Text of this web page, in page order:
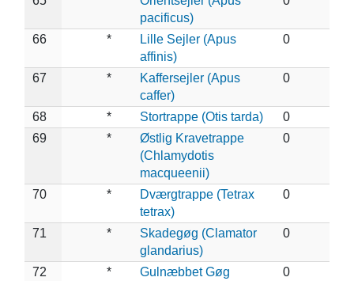
pacificus)
66 *
Lille Sejler (Apus
affinis)
0
67 *
Kaffersejler (Apus
caffer)
0
68 * Stortrappe (Otis tarda)
0
69
*
Østlig Kravetrappe
(Chlamydotis
macqueenii)
0
70 *
Dværgtrappe (Tetrax
tetrax)
0
71 *
Skadegøg (Clamator
glandarius)
0
72 *
Gulnæbbet Gøg
0